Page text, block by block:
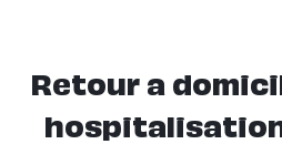
Retour a